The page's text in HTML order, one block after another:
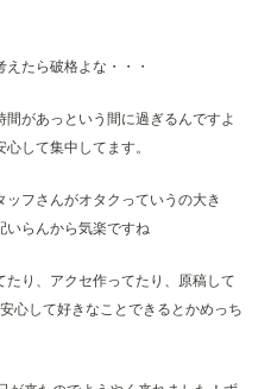
たら破格よな・・・
があっという間に過ぎるんですよ
して集中してます。
フさんがオタクっていうの大き
いらんから気楽ですね
り、アクセ作ってたり、原稿して
心して好きなことできるとかめっち